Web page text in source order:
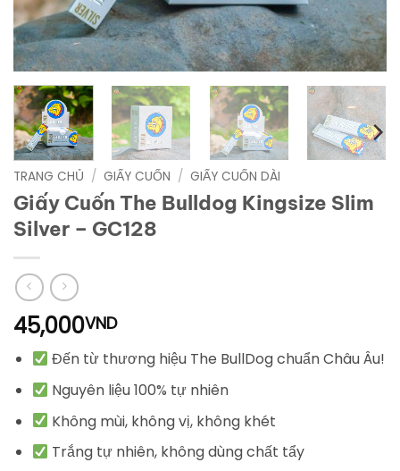
TRANG CHỦ / GIẤY CUỐN / GIẤY CUỐN DÀI
Giấy Cuốn The Bulldog Kingsize Slim
Silver – GC128
45,000VND
Đến từ thương hiệu The BullDog chuẩn Châu Âu!
Nguyên liệu 100% tự nhiên
Không mùi, không vị, không khét
Trắng tự nhiên, không dùng chất tẩy